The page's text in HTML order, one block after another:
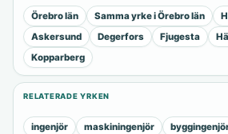
Örebro län Samma yrke i Örebro län
Askersund
Degerfors Fjugesta
Kopparberg
RELATERADE YRKEN
ingenjör maskiningenjör